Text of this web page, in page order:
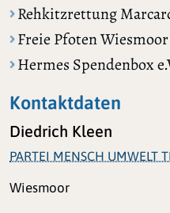
Rehkitzrettung
Freie Pfoten
Hermes Spendenbox
Kontaktdaten
Diedrich Kleen
PARTEI MENSCH UMWELT
Wiesmoor